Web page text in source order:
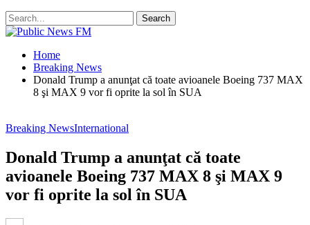
Home
Breaking News
Donald Trump a anunţat că toate avioanele Boeing 737 MAX
8 şi MAX 9 vor fi oprite la sol în SUA
Breaking NewsInternational
Donald Trump a anunţat că toate
avioanele Boeing 737 MAX 8 şi MAX 9
vor fi oprite la sol în SUA